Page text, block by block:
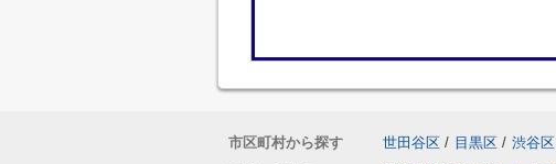
市区町村から探す 世田谷区 / 目黒区 / 渋谷区